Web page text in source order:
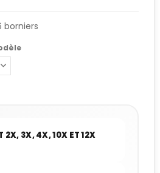
borniers
2X, 3X, 4X, 10X ET 12X